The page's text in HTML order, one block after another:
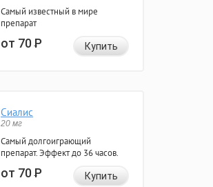
Самый известный в мире
препарат
от 70Р Купить
Сиалис
20 мг
Самый долгоиграющий
препарат. Эффект до 36 часов.
от 70Р Купить